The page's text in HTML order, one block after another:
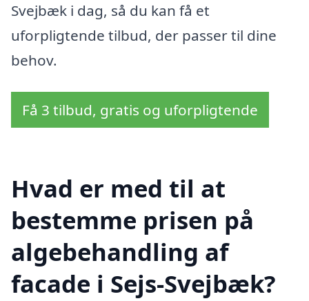
Svejbæk i dag, så du kan få et
uforpligtende tilbud, der passer til dine
behov.
Få 3 tilbud, gratis og uforpligtende
Hvad er med til at
bestemme prisen på
algebehandling af
facade i Sejs-Svejbæk?